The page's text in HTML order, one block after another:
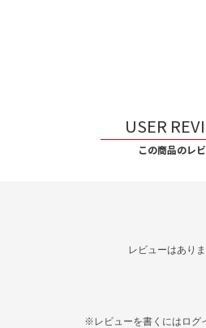
USER
この商品のレ
レビューはありま
※レビューを書くには ログ